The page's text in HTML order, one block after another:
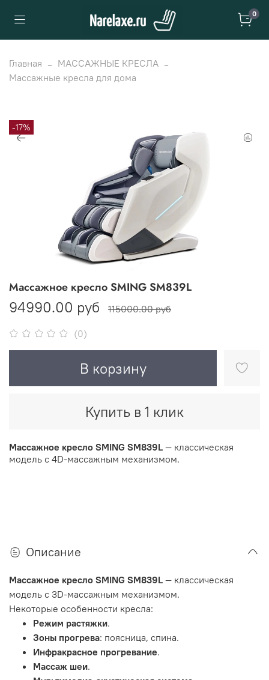
0
Главная
МАССАЖНЫЕ КРЕСЛА
Массажные кресла для дома
-17%
(0)
Массажное кресло SMING SM839L
94990.00 руб 115000.00 руб
В корзину
Купить в 1 клик
Массажное кресло SMING SM839L — классическая
модель с 4D-массажным механизмом.
Описание
Массажное кресло SMING SM839L — классическая
модель с 3D-массажным механизмом.
Некоторые особенности кресла:
Режим растяжки.
Зоны прогрева: поясница, спина.
Инфракрасное прогревание.
Массаж шеи.